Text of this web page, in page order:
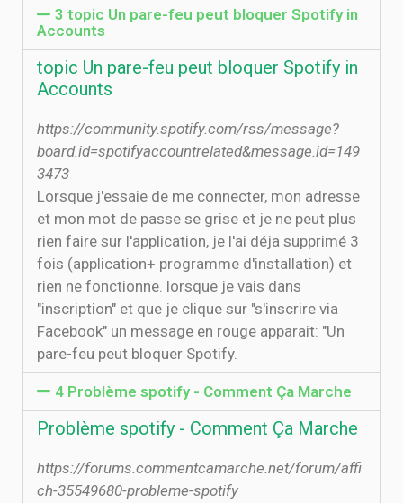
3 topic Un pare-feu peut bloquer Spotify in
Accounts
topic Un pare-feu peut bloquer Spotify in
Accounts
https://community.spotify.com/rss/message?
board.id=spotifyaccountrelated&message.id=149
3473
Lorsque j'essaie de me connecter, mon adresse
et mon mot de passe se grise et je ne peut plus
rien faire sur l'application, je l'ai déja supprimé 3
fois (application+ programme d'installation) et
rien ne fonctionne. lorsque je vais dans
"inscription" et que je clique sur "s'inscrire via
Facebook" un message en rouge apparait: "Un
pare-feu peut bloquer Spotify.
4 Problème spotify - Comment Ça Marche
Problème spotify - Comment Ça Marche
https://forums.commentcamarche.net/forum/affi
ch-35549680-probleme-spotify